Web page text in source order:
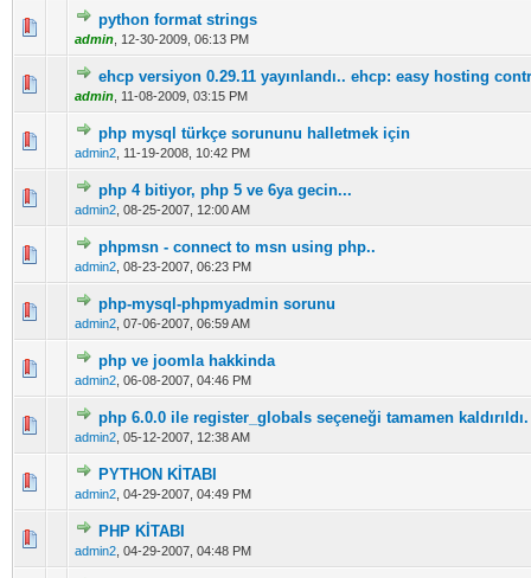
python format strings
admin 12-30-2009, 06:13 PM
5 üzerinden 0 Oy - Toplam Ortalama 0 Oy Verilmiş
1
ehcp versiyon 0.29.11 yayınlandı.. ehcp: easy hosting
admin 11-08-2009, 03:15 PM
5 üzerinden 0 Oy - Toplam Ortalama 0 Oy Verilmiş
12345
php mysql türkçe sorununu halletmek için
admin2 11-19-2008, 10:42 PM
5 üzerinden 0 Oy - Toplam Ortalama 0 Oy Verilmiş
12345
php 4 bitiyor, php 5 ve 6ya gecin...
admin2 08-25-2007, 12:00 AM
5 üzerinden 0 Oy - Toplam Ortalama 0 Oy Verilmiş
1 2345
phpmsn - connect to msn using php..
admin2 08-23-2007, 06:23 PM
5 üzerinden 0 Oy - Toplam Ortalama 0 Oy Verilmiş
12345
php-mysql-phpmyadmin sorunu
admin2 07-06-2007, 06:59 AM
5 üzerinden 0 Oy - Toplam Ortalama 0 Oy Verilmiş
123 45
php ve joomla hakkinda
admin2 06-08-2007, 04:46 PM
5 üzerinden 0 Oy - Toplam Ortalama 0 Oy Verilmiş
123
php 6.0.0 ile register_globals seçeneği tamamen kaldırıldı.
admin2 05-12-2007, 12:38 AM
5 üzerinden 0 Oy - Toplam Ortalama 0 Oy Verilmiş
12345
PYTHON KİTABI
admin2 04-29-2007, 04:49 PM
5 üzerinden 0 Oy - Toplam Ortalama 0 Oy Verilmiş
PHP KİTABI
admin2 04-29-2007, 04:48 PM
5 üzerinden 0 Oy - Toplam Ortalama 0 Oy Verilmiş